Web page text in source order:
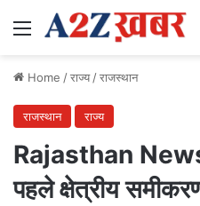
Menu
Home /राज्य/राजस्थान
राजस्थान राज्य
Rajasthan
पहले क्षेत्रीय